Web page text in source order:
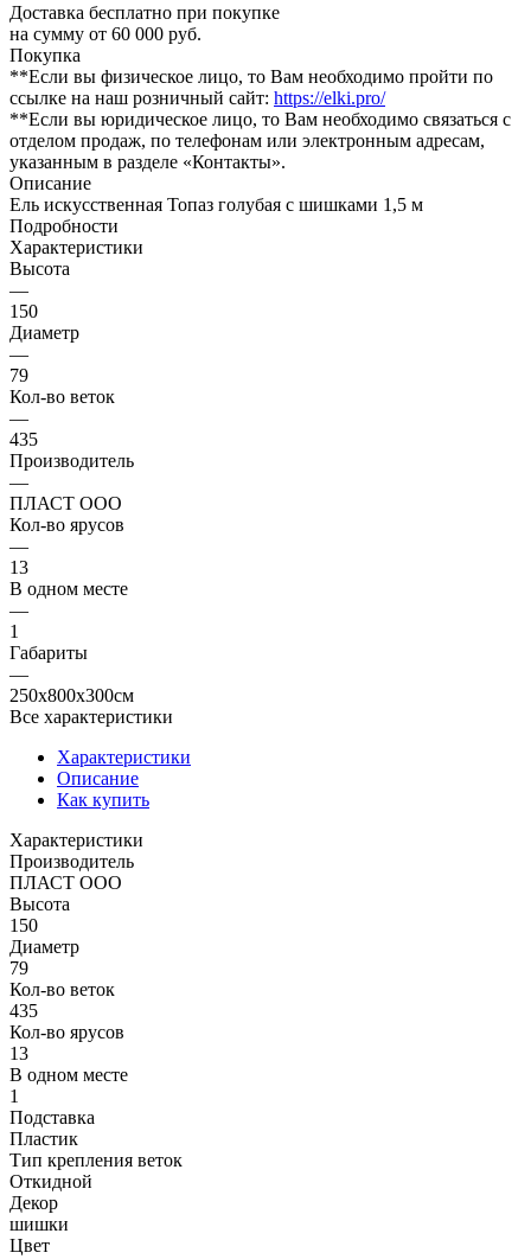
Доставка бесплатно при покупке
на сумму от 60 000 руб.
Покупка
**Если вы физическое лицо, то Вам необходимо пройти по
ссылке на наш розничный сайт: https://elki.pro/
**Если вы юридическое лицо, то Вам необходимо связаться с
отделом продаж, по телефонам или электронным адресам,
указанным в разделе «Контакты».
Описание
Ель искусственная Топаз голубая с шишками 1,5 м
Подробности
Характеристики
Высота
—
150
Диаметр
—
79
Кол-во веток
—
435
Производитель
—
ПЛАСТ ООО
Кол-во ярусов
—
13
В одном месте
—
1
Габариты
—
250x800x300см
Все характеристики
Характеристики
Описание
Как купить
Характеристики
Производитель
ПЛАСТ ООО
Высота
150
Диаметр
79
Кол-во веток
435
Кол-во ярусов
13
В одном месте
1
Подставка
Пластик
Тип крепления веток
Откидной
Декор
шишки
Цвет